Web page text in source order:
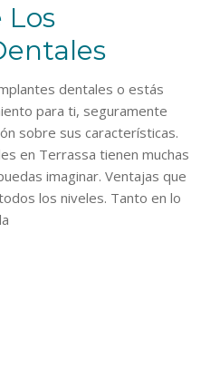
Los
dentales o estás
para ti, seguramente
sobre sus características.
en Terrassa tienen muchas
imaginar. Ventajas que
los niveles. Tanto en lo